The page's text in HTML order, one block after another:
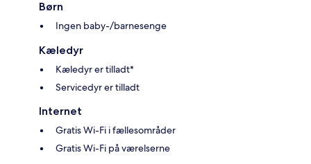
Børn
Ingen baby-/barnesenge
Kæledyr
Kæledyr er tilladt*
Servicedyr er tilladt
Internet
Gratis Wi-Fi i fællesområder
Gratis Wi-Fi på værelserne